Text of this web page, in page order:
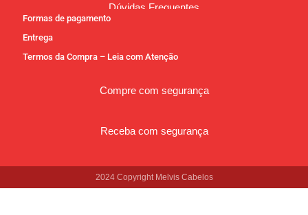
Dúvidas Frequentes
Formas de pagamento
Entrega
Termos da Compra – Leia com Atenção
Compre com segurança
Receba com segurança
2024 Copyright Melvis Cabelos